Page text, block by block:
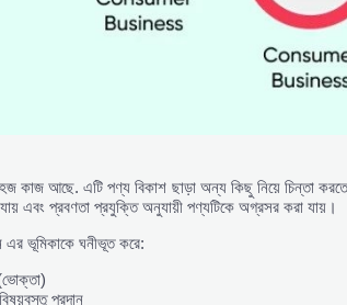
কাজ আছে. এটি পণ্য বিকাশ ছাড়া অন্য কিছু নিয়ে চিন্তা করতে
এবং প্রবণতা প্রযুক্তি অনুযায়ী পণ্যটিকে অগ্রসর করা যায়।
এর ভূমিকাকে ঘনীভূত করে:
প্রদান